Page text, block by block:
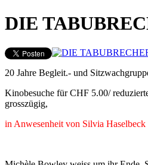
DIE
20 Jahre Begleit.- und
Kinobesuche für CHF 5.00/
grosszügig,
in Anwesenheit von Silvia